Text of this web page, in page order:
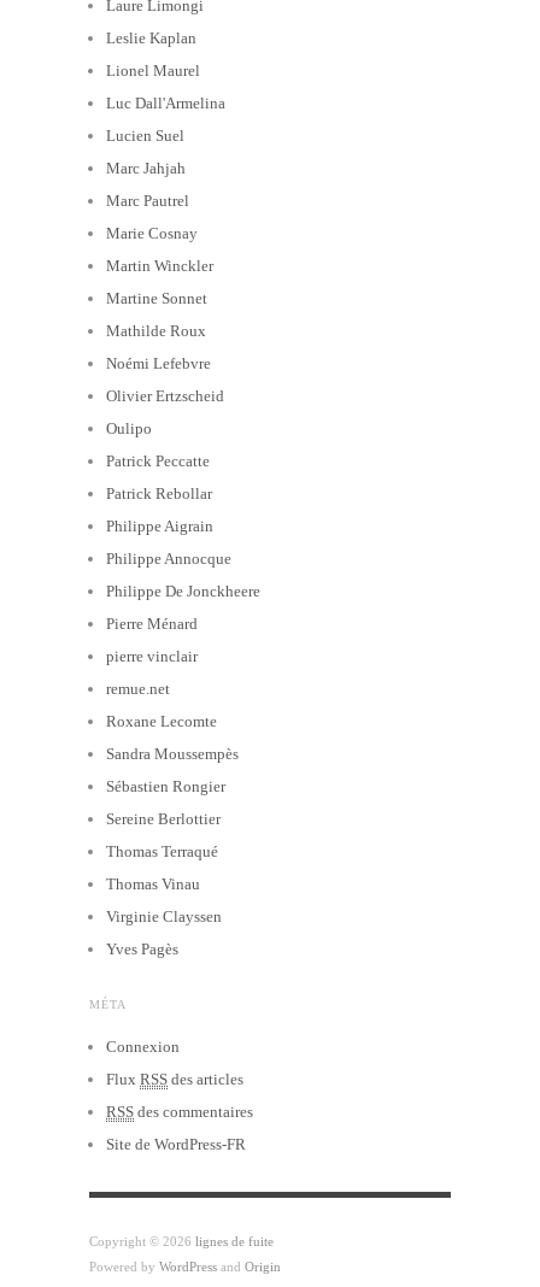
Laure Limongi
Leslie Kaplan
Lionel Maurel
Luc Dall'Armelina
Lucien Suel
Marc Jahjah
Marc Pautrel
Marie Cosnay
Martin Winckler
Martine Sonnet
Mathilde Roux
Noémi Lefebvre
Olivier Ertzscheid
Oulipo
Patrick Peccatte
Patrick Rebollar
Philippe Aigrain
Philippe Annocque
Philippe De Jonckheere
Pierre Ménard
pierre vinclair
remue.net
Roxane Lecomte
Sandra Moussempès
Sébastien Rongier
Sereine Berlottier
Thomas Terraqué
Thomas Vinau
Virginie Clayssen
Yves Pagès
MÉTA
Connexion
Flux RSS des articles
RSS des commentaires
Site de WordPress-FR
Copyright © 2026 lignes de fuite
Powered by WordPress and Origin